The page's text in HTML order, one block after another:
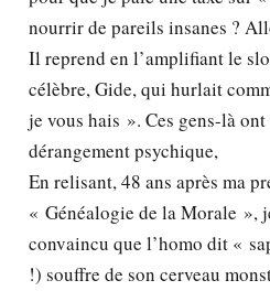
nourrir de pareils insanes ?
Il reprend en l’amplifiant le
célèbre, Gide, qui hurlait
je vous hais ». Ces gens-là
dérangement psychique,
En relisant, 48 ans après ma
« Généalogie de la Morale »,
convaincu que l’homo dit «
!) souffre de son cerveau